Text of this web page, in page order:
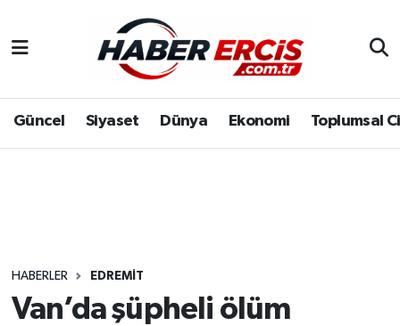
Güncel Siyaset Dünya Ekonomi Toplumsal
HABERLER EDREMIT
Van’da şüpheli ölüm